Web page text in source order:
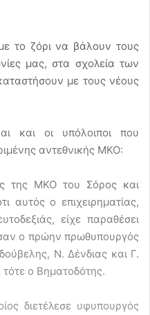
το ζόρι να βάλουν τους
μας, στα σχολεία των
με τους νέους
και οι υπόλοιποι που
αντεθνικής ΜΚΟ:
της ΜΚΟ του Σόρος και
αυτός ο επιχειρηματίας,
είχε παραθέσει
ο πρώην πρωθυπουργός
Ν. Δένδιας και Γ.
ο Βηματοδότης.
διετέλεσε υφυπουργός